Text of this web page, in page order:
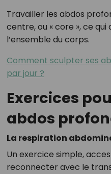
Travailler les abdos
centre, ou « core », ce
l’ensemble du corps.
Comment sculpter ses
par jour ?
Exercices
abdos
La respiration
Un exercice simple,
reconnecter avec le